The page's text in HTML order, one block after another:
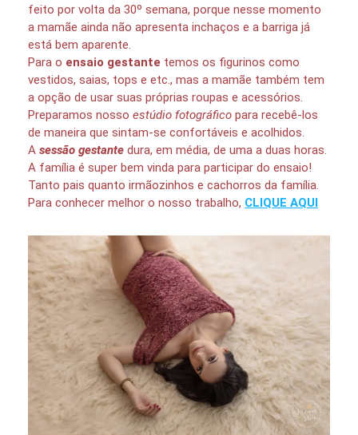
feito por volta da 30º semana, porque nesse momento
a mamãe ainda não apresenta inchaços e a barriga já
está bem aparente.
Para o ensaio gestante temos os figurinos como
vestidos, saias, tops e etc., mas a mamãe também tem
a opção de usar suas próprias roupas e acessórios.
Preparamos nosso estúdio fotográfico para recebê-los
de maneira que sintam-se confortáveis e acolhidos.
A sessão gestante dura, em média, de uma a duas horas.
A família é super bem vinda para participar do ensaio!
Tanto pais quanto irmãozinhos e cachorros da família.
Para conhecer melhor o nosso trabalho, CLIQUE AQUI